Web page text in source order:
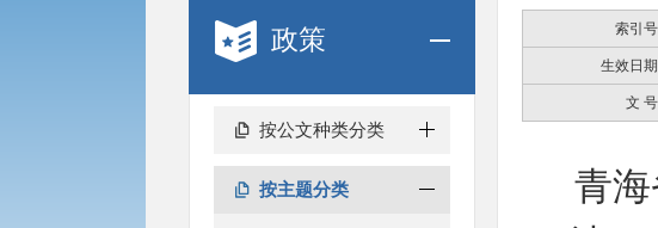
政策
按公文种类分类
按主题分类
索引号
生效日期
文 号
青